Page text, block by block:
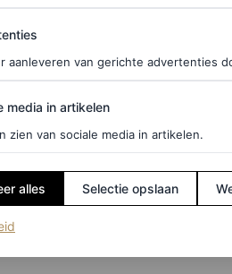
in een denim jurk van
‘Lili’ en ‘My love’ onder
te hebben dan wanneer ze een
gisteravond’, schreef
geweldig concert (en een hele
aanleveren van gerichte advertenties
in artikelen
media in artikelen
zien van sociale media in artikelen.
alles Selectie opslaan